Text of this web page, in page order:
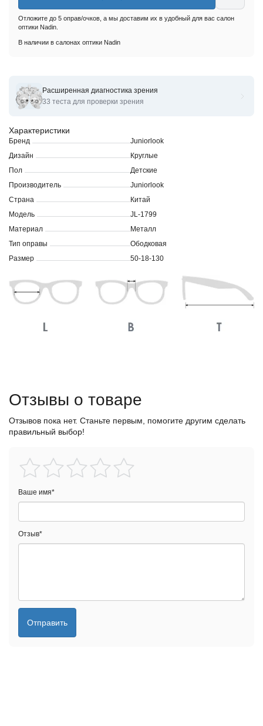
Оправы для очков корригирующих Juniorlook JL-1799
Характеристики
Бренд
Juniorlook
Дизайн
Круглые
Пол
Детские
Производитель
Juniorlook
Страна
Китай
Модель
JL-1799
Материал
Металл
Тип оправы
Ободковая
Размер
50-18-130
Отложите до 5 оправ/очков, а мы доставим их в удобный для вас салон
оптики Nadin.
В наличии в салонах оптики Nadin
Расширенная диагностика зрения
33 теста для проверки зрения
Отзывы о товаре
Отзывов пока нет. Станьте первым, помогите другим сделать
правильный выбор!
Ваше имя*
Отзыв*
Отправить